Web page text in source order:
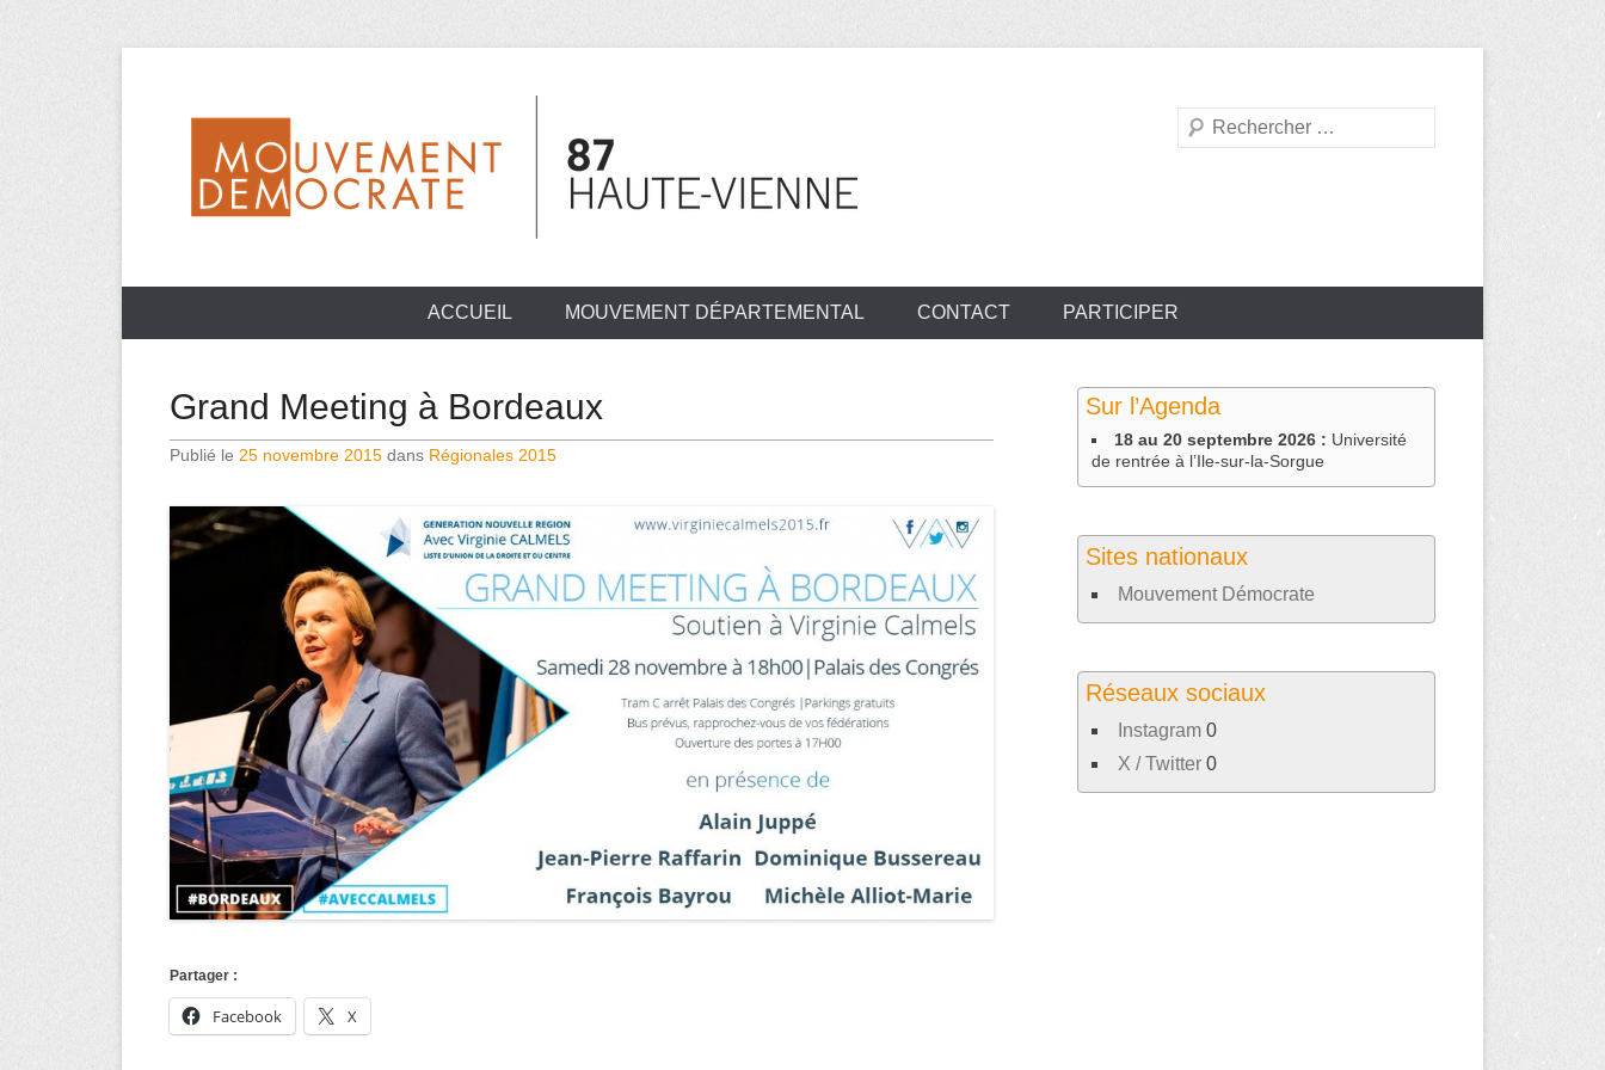
MoDem 87
Recherche
ACCUEIL MOUVEMENT DÉPARTEMENTAL CONTACT PARTICIPER
Grand Meeting à Bordeaux
Publié le 25 novembre 2015 dans Régionales 2015
Partager :
Facebook X
Sur l’Agenda
18 au 20 septembre 2026 : Université
de rentrée à l’Ile-sur-la-Sorgue
Sites nationaux
Mouvement Démocrate
Réseaux sociaux
Instagram 0
X / Twitter 0